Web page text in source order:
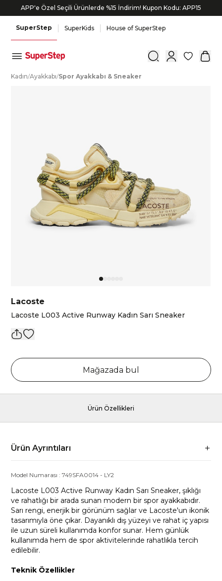
APP'e Özel Seçili Ürünlerde %15 İndirim! Kupon Kodu: APP15
SuperStep SuperKids House of SuperStep
0
Kadın/Ayakkabı/Spor Ayakkabı & Sneaker
Lacoste
Lacoste L003 Active Runway Kadın Sarı Sneaker
Mağazada bul
Ürün Özellikleri
Ürün Ayrıntıları
Model Numarası :749SFA0014 - LY2
Lacoste L003 Active Runway Kadın Sarı Sneaker, şıklığı
ve rahatlığı bir arada sunan modern bir spor ayakkabıdır.
Sarı rengi, enerjik bir görünüm sağlar ve Lacoste'un ikonik
tasarımıyla öne çıkar. Dayanıklı dış yüzeyi ve rahat iç yapısı
ile uzun süreli kullanımda konfor sunar. Hem günlük
kullanımda hem de spor aktivitelerinde rahatlıkla tercih
edilebilir.
Teknik Özellikler